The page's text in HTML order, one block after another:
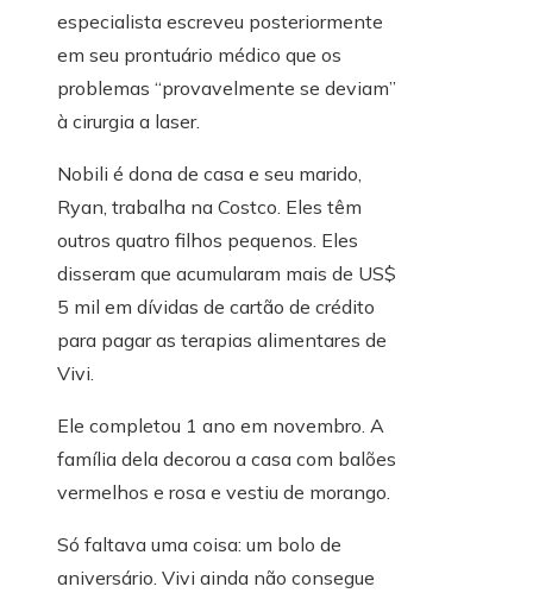
especialista escreveu posteriormente
em seu prontuário médico que os
problemas “provavelmente se deviam”
à cirurgia a laser.
Nobili é dona de casa e seu marido,
Ryan, trabalha na Costco. Eles têm
outros quatro filhos pequenos. Eles
disseram que acumularam mais de US$
5 mil em dívidas de cartão de crédito
para pagar as terapias alimentares de
Vivi.
Ele completou 1 ano em novembro. A
família dela decorou a casa com balões
vermelhos e rosa e vestiu de morango.
Só faltava uma coisa: um bolo de
aniversário. Vivi ainda não consegue